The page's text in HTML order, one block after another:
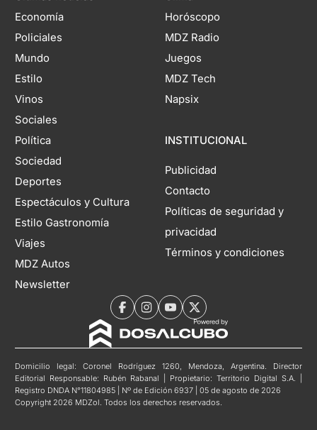
Economía
Policiales
Mundo
Estilo
Vinos
Sociales
Política
Sociedad
Deportes
Espectáculos y Cultura
Estilo Gastronomía
Viajes
MDZ Autos
Newsletter
Horóscopo
MDZ Radio
Juegos
MDZ Tech
Napsix
INSTITUCIONAL
Publicidad
Contacto
Políticas de seguridad y
privacidad
Términos y condiciones
Domicilio legal: Coronel Rodríguez 1260, Mendoza, Argentina. Director
Editorial Responsable: Rubén Rabanal | Propietario: Territorio Digital S.A. |
Registro DNDA N°11804985 | Nº de Edición 6937 | 05 de agosto de 2026
Copyright 2026 MDZol. Todos los derechos reservados.